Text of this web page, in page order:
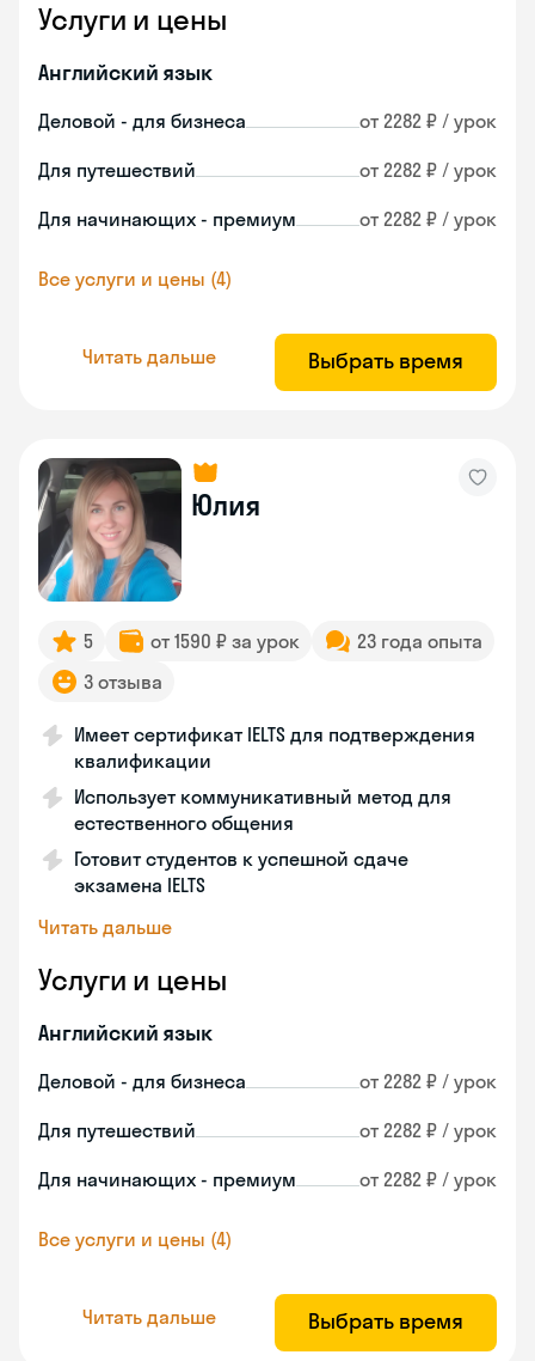
Услуги и цены
Английский язык
Деловой - для бизнеса от 2282 ₽ / урок
Для путешествий от 2282 ₽ / урок
Для начинающих - премиум от 2282 ₽ / урок
Все услуги и цены (4)
Читать дальше Выбрать время
Юлия
5 от 1590 ₽ за урок
23 года опыта
3 отзыва
Имеет сертификат IELTS для подтверждения
квалификации
Использует коммуникативный метод для
естественного общения
Готовит студентов к успешной сдаче
экзамена IELTS
Читать дальше
Услуги и цены
Английский язык
Деловой - для бизнеса от 2282 ₽ / урок
Для путешествий от 2282 ₽ / урок
Для начинающих - премиум от 2282 ₽ / урок
Все услуги и цены (4)
Читать дальше Выбрать время